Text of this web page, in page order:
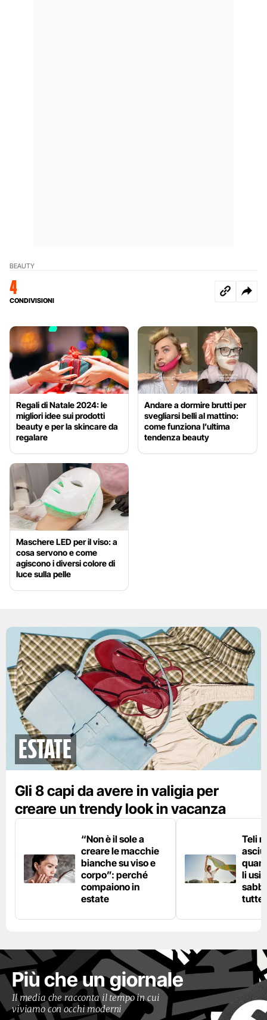
BEAUTY
4
CONDIVISIONI
Regali di Natale 2024: le
migliori idee sui prodotti
beauty e per la skincare da
regalare
Andare a dormire brutti per
svegliarsi belli al mattino:
come funziona l’ultima
tendenza beauty
Maschere LED per il viso: a
cosa servono e come
agiscono i diversi colore di
luce sulla pelle
Estate
Gli 8 capi da avere in valigia per
creare un trendy look in vacanza
“Non è il sole a
creare le macchie
bianche su viso e
corpo”: perché
compaiono in
estate
Teli
li
tutte
Più che un giornale
Il media che racconta il tempo in cui
viviamo con occhi moderni